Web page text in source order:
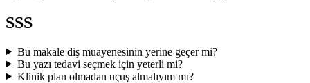
SSS
Bu makale diş muayenesinin yerine geçer mi?
Bu yazı tedavi seçmek için yeterli mi?
Klinik plan olmadan uçuş almalıyım mı?